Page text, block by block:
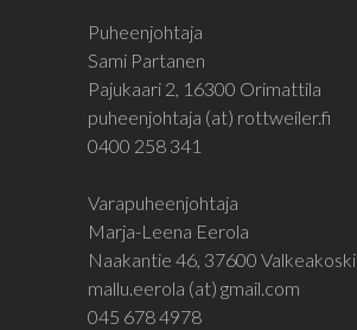
Puheenjohtaja
Sami Partanen
Pajukaari 2, 16300 Orimattila
puheenjohtaja (at) rottweiler.fi
0400 258 341
Varapuheenjohtaja
Marja-Leena Eerola
Naakantie 46, 37600 Valkeakoski
mallu.eerola (at) gmail.com
045 678 4978